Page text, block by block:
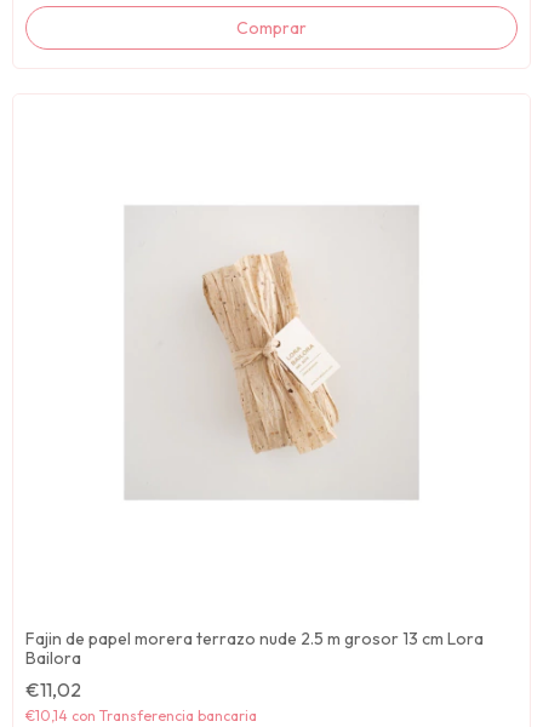
Fajin de papel morera terrazo nude 2.5 m grosor 13 cm Lora
Bailora
€11,02
€10,14 con Transferencia bancaria